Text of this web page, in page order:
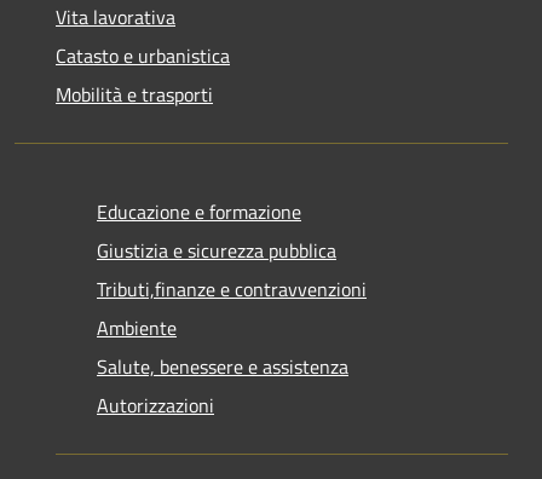
Vita lavorativa
Catasto e urbanistica
Mobilità e trasporti
Educazione e formazione
Giustizia e sicurezza pubblica
Tributi,finanze e contravvenzioni
Ambiente
Salute, benessere e assistenza
Autorizzazioni